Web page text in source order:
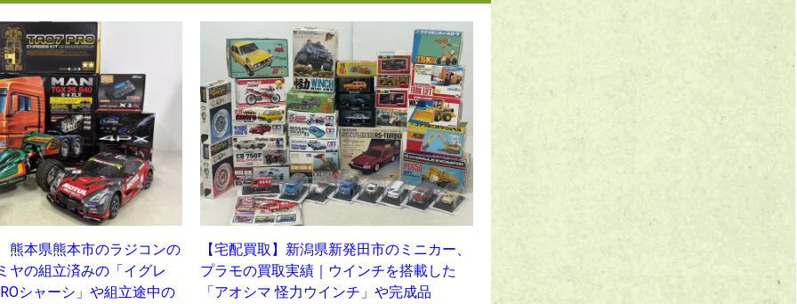
本県熊本市のラジコンの
ヤの組立済みの「イグレ
シャーシ」や組立途中の
【宅配買取】新潟県新発田市のミニカー、
プラモの買取実績｜ウインチを搭載した
「アオシマ 怪力ウインチ」や完成品